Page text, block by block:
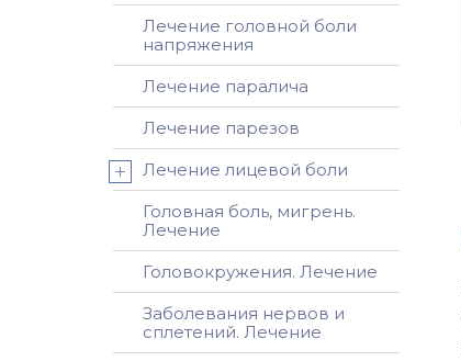
Лечение головной боли
напряжения
Лечение паралича
Лечение парезов
Лечение лицевой боли
Головная боль, мигрень.
Лечение
Головокружения. Лечение
Заболевания нервов и
сплетений. Лечение